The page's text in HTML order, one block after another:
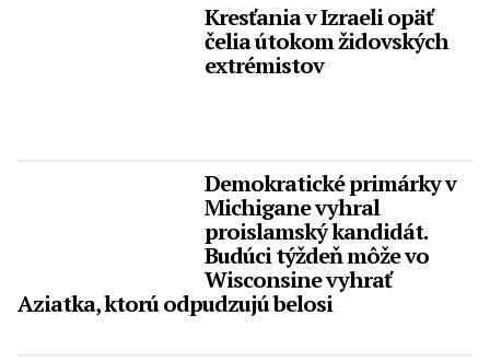
Kresťania v Izraeli opäť
čelia útokom židovských
extrémistov
Demokratické primárky v
Michigane vyhral
proislamský kandidát.
Budúci týždeň môže vo
Wisconsine vyhrať
Aziatka, ktorú odpudzujú belosi